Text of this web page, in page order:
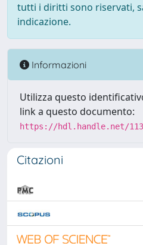
tutti i diritti sono riservati,
indicazione.
Informazioni
Utilizza questo
link a questo documento:
https://hdl.handle.net/
Citazioni